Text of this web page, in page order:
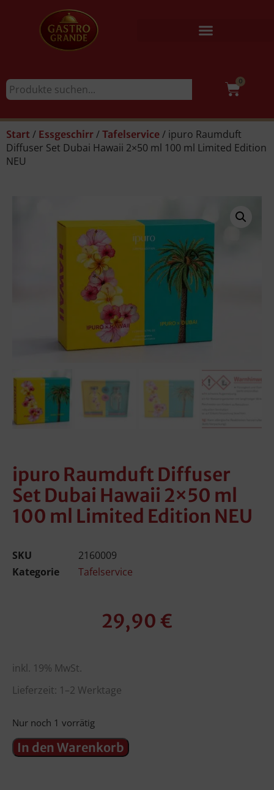
0
Start / Essgeschirr / Tafelservice / ipuro Raumduft
Diffuser Set Dubai Hawaii 2×50 ml 100 ml Limited Edition
NEU
ipuro Raumduft Diffuser
Set Dubai Hawaii 2×50 ml
100 ml Limited Edition NEU
SKU
2160009
Kategorie
Tafelservice
29,90 €
inkl. 19% MwSt.
Lieferzeit: 1–2 Werktage
Nur noch 1 vorrätig
In den Warenkorb